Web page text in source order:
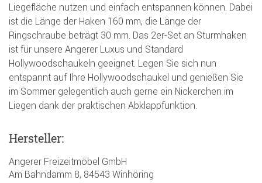
Liegefläche nutzen und einfach entspannen können. Dabei
ist die Länge der Haken 160 mm, die Länge der
Ringschraube beträgt 30 mm. Das 2er-Set an Sturmhaken
ist für unsere Angerer Luxus und Standard
Hollywoodschaukeln geeignet. Legen Sie sich nun
entspannt auf Ihre Hollywoodschaukel und genießen Sie
im Sommer gelegentlich auch gerne ein Nickerchen im
Liegen dank der praktischen Abklappfunktion.
Hersteller:
Angerer Freizeitmöbel GmbH
Am Bahndamm 8, 84543 Winhöring